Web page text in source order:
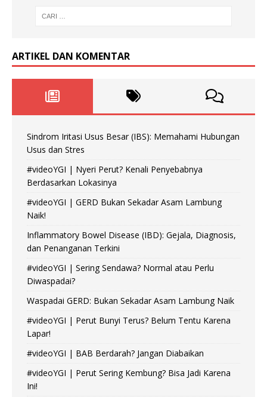
ARTIKEL DAN KOMENTAR
Sindrom Iritasi Usus Besar (IBS): Memahami Hubungan
Usus dan Stres
#videoYGI | Nyeri Perut? Kenali Penyebabnya
Berdasarkan Lokasinya
#videoYGI | GERD Bukan Sekadar Asam Lambung
Naik!
Inflammatory Bowel Disease (IBD): Gejala, Diagnosis,
dan Penanganan Terkini
#videoYGI | Sering Sendawa? Normal atau Perlu
Diwaspadai?
Waspadai GERD: Bukan Sekadar Asam Lambung Naik
#videoYGI | Perut Bunyi Terus? Belum Tentu Karena
Lapar!
#videoYGI | BAB Berdarah? Jangan Diabaikan
#videoYGI | Perut Sering Kembung? Bisa Jadi Karena
Ini!